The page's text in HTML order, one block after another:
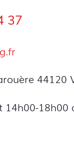
37
44120
14h00-18h00